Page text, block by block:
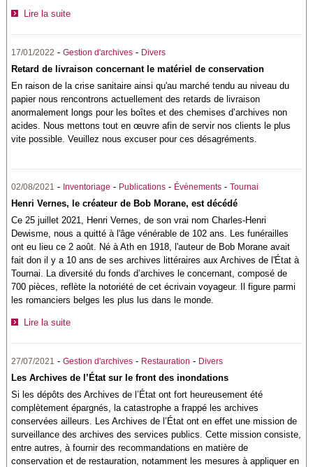
Lire la suite
17/01/2022 -Gestion d'archives - Divers
Retard de livraison concernant le matériel de conservation
En raison de la crise sanitaire ainsi qu'au marché tendu au niveau du
papier nous rencontrons actuellement des retards de livraison
anormalement longs pour les boîtes et des chemises d’archives non
acides. Nous mettons tout en œuvre afin de servir nos clients le plus
vite possible. Veuillez nous excuser pour ces désagréments.
02/08/2021 - Inventoriage - Publications - Événements -Tournai
Henri Vernes, le créateur de Bob Morane, est décédé
Ce 25 juillet 2021, Henri Vernes, de son vrai nom Charles-Henri
Dewisme, nous a quitté à l'âge vénérable de 102 ans. Les funérailles
ont eu lieu ce 2 août. Né à Ath en 1918, l'auteur de Bob Morane avait
fait don il y a 10 ans de ses archives littéraires aux Archives de l'État à
Tournai. La diversité du fonds d’archives le concernant, composé de
700 pièces, reflète la notoriété de cet écrivain voyageur. Il figure parmi
les romanciers belges les plus lus dans le monde.
Lire la suite
27/07/2021 -Gestion d'archives - Restauration - Divers
Les Archives de l’État sur le front des inondations
Si les dépôts des Archives de l’État ont fort heureusement été
complètement épargnés, la catastrophe a frappé les archives
conservées ailleurs. Les Archives de l’État ont en effet une mission de
surveillance des archives des services publics. Cette mission consiste,
entre autres, à fournir des recommandations en matière de
conservation et de restauration, notamment les mesures à appliquer en